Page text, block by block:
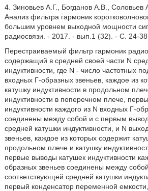
4. Зиновьев А.Г., Богданов А.В., Соловьев
Анализ фильтра гармоник
большим уровнем выходной мощности
радиосвязи. - 2017. - вып.1 (32). - С. 24-38.
Перестраиваемый фильтр гармоник
содержащий в средней своей части N
индуктивности, где N - число частотных
входных Г-образных звеньев, каждое из
катушку индуктивности в продольном
индуктивности в поперечном плече,
индуктивности каждого из N входных Г-
соединены между собой и с первым
средней катушки индуктивности, и N
звеньев, каждое из которых содержит
продольном плече и катушку
первые выводы катушек индуктивности
образных звеньев соединены между
соответствующей средней катушки
первый конденсатор переменной